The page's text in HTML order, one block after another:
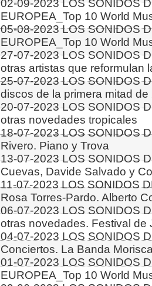
02-09-2023 LOS SONIDOS
EUROPEA_Top 10 World
05-08-2023 LOS SONIDOS
EUROPEA_Top 10 World
27-07-2023 LOS SONIDOS
otras artistas que reformulan
25-07-2023 LOS SONIDOS
discos de la primera mitad
20-07-2023 LOS SONIDOS
otras novedades tropicales
18-07-2023 LOS SONIDOS
Rivero. Piano y Trova
13-07-2023 LOS SONIDOS
Cuevas, Davide Salvado y
11-07-2023 LOS SONIDOS
Rosa Torres-Pardo. Alberto
06-07-2023 LOS SONIDOS
otras novedades. Festival de
04-07-2023 LOS SONIDOS
Conciertos. La Banda
01-07-2023 LOS SONIDOS
EUROPEA_Top 10 World